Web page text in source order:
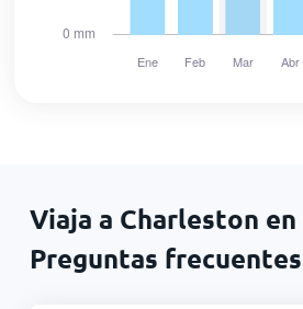
Viaja a Charleston en
Preguntas frecuentes